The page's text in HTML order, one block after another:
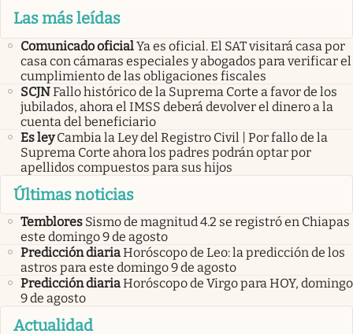
Las más leídas
Comunicado oficialYa es oficial. El SAT visitará casa por
casa con cámaras especiales y abogados para verificar el
cumplimiento de las obligaciones fiscales
SCJNFallo histórico de la Suprema Corte a favor de los
jubilados, ahora el IMSS deberá devolver el dinero a la
cuenta del beneficiario
Es ley Cambia la Ley del Registro Civil | Por fallo de la
Suprema Corte ahora los padres podrán optar por
apellidos compuestos para sus hijos
Últimas noticias
Temblores Sismo de magnitud 4.2 se registró en Chiapas
este domingo 9 de agosto
Predicción diariaHoróscopo de Leo: la predicción de los
astros para este domingo 9 de agosto
Predicción diariaHoróscopo de Virgo para HOY, domingo
9 de agosto
Actualidad